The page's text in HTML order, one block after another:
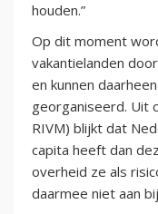
houden.”
Op dit moment
vakantielanden
en kunnen
georganiseerd. Uit
RIVM) blijkt dat
capita heeft dan
overheid ze als
daarmee niet aan